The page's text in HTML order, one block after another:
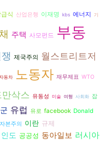
식 산업은행 이재명 kbs 에너지 기
주택 사모펀드 부동
제국주의 월스트리트저
동차 노동자 재무제표 WTO
삭스 유동성 미술 여행 사회화 잡
유럽 유로 facebook Donald
본주의 이란 규제
인도 공공성 동아일보 러시아